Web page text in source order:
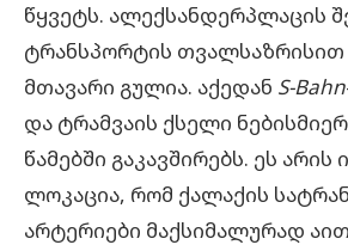
წყვეტს. ალექსანდერპლაცის
ტრანსპორტის
მთავარი გულია. აქედან S-Bahn
და ტრამვაის ქსელი
წამებში გაკავშირებს. ეს
ლოკაცია, რომ ქალაქის
არტერიები მაქსიმალურად